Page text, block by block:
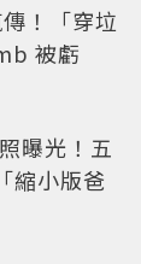
！「穿垃
被虧
曝光！五
縮小版爸